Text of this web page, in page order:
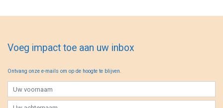
Voeg impact toe aan uw inbox
Ontvang onze e-mails om op de hoogte te blijven.